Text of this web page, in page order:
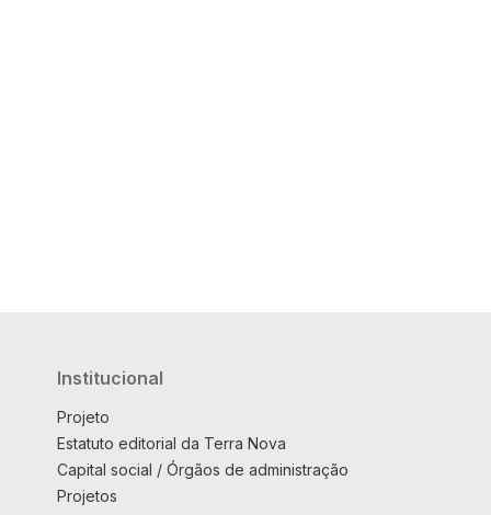
Institucional
Projeto
Estatuto editorial da Terra Nova
Capital social / Órgãos de administração
Projetos